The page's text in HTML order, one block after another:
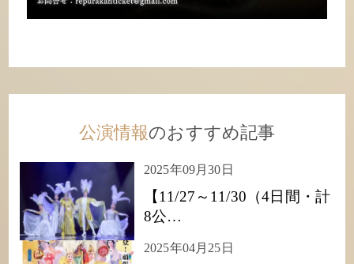
公演情報のおすすめ記事
2025年09月30日
【11/27～11/30（4日間・計
8公…
2025年04月25日